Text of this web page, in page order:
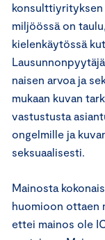
konsulttiyrityksen
miljöössä on
kielenkäytössä
naisen arvoa ja
mukaan kuvan
vastustusta
ongelmille ja
seksuaalisesti.
Mainosta
huomioon ottaen
ettei mainos ole